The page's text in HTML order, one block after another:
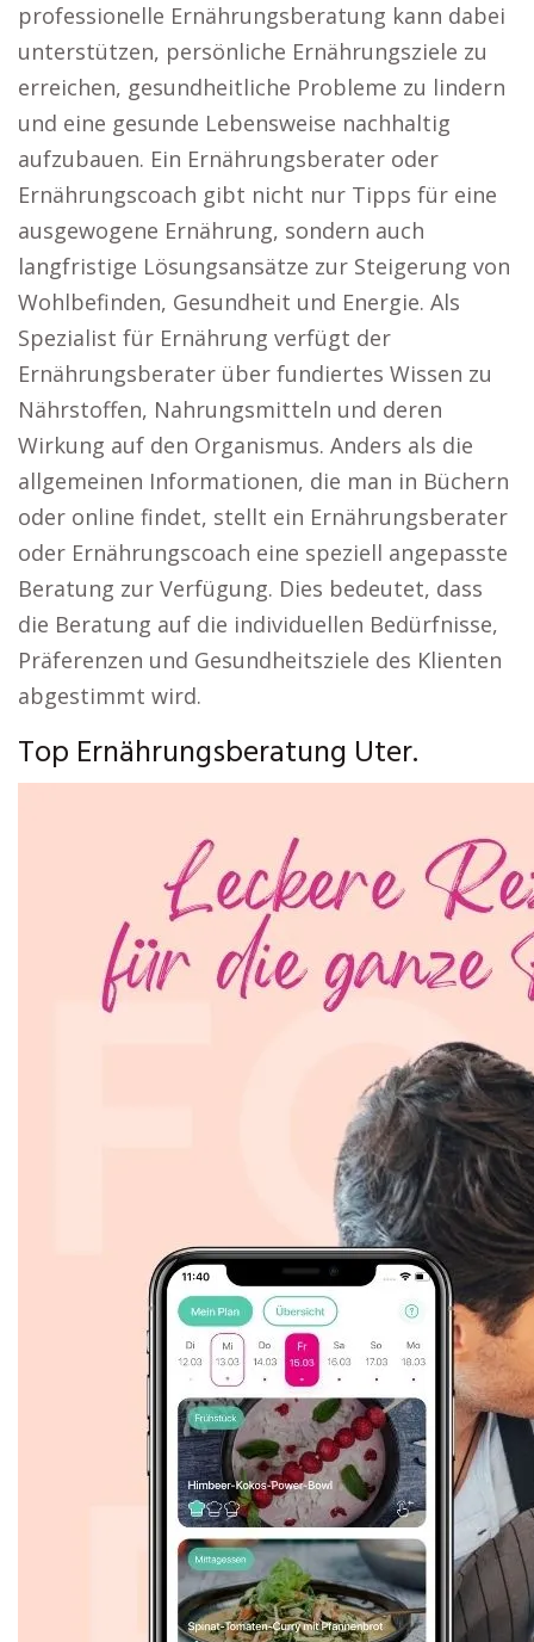
professionelle Ernährungsberatung kann dabei
unterstützen, persönliche Ernährungsziele zu
erreichen, gesundheitliche Probleme zu lindern
und eine gesunde Lebensweise nachhaltig
aufzubauen. Ein Ernährungsberater oder
Ernährungscoach gibt nicht nur Tipps für eine
ausgewogene Ernährung, sondern auch
langfristige Lösungsansätze zur Steigerung von
Wohlbefinden, Gesundheit und Energie. Als
Spezialist für Ernährung verfügt der
Ernährungsberater über fundiertes Wissen zu
Nährstoffen, Nahrungsmitteln und deren
Wirkung auf den Organismus. Anders als die
allgemeinen Informationen, die man in Büchern
oder online findet, stellt ein Ernährungsberater
oder Ernährungscoach eine speziell angepasste
Beratung zur Verfügung. Dies bedeutet, dass
die Beratung auf die individuellen Bedürfnisse,
Präferenzen und Gesundheitsziele des Klienten
abgestimmt wird.
Top Ernährungsberatung Uter.